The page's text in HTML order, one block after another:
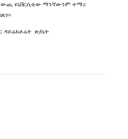
ውጪ ዩኒቨርሲቲው ማንኛውንም ተማሪ
ዳይሬክቶሬት ጽ/ቤት